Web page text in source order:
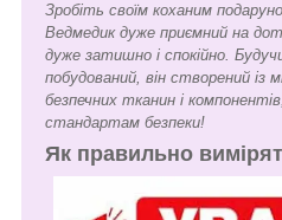
Зробіть своїм коханим
Ведмедик дуже приємний на
дуже затишно і спокійно.
побудований, він створений із
безпечних тканин і
стандартам безпеки!
Як правильно